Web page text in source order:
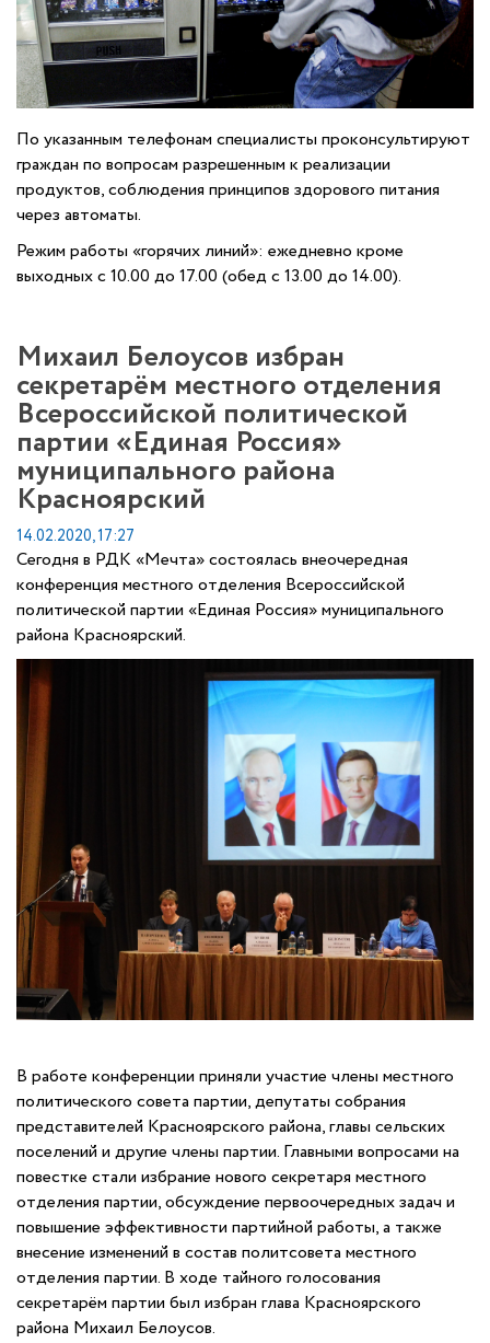
По указанным телефонам специалисты проконсультируют
граждан по вопросам разрешенным к реализации
продуктов, соблюдения принципов здорового питания
через автоматы.
Режим работы «горячих линий»: ежедневно кроме
выходных с 10.00 до 17.00 (обед с 13.00 до 14.00).
Михаил Белоусов избран
секретарём местного отделения
Всероссийской политической
партии «Единая Россия»
муниципального района
Красноярский
14.02.2020, 17:27
Сегодня в РДК «Мечта» состоялась внеочередная
конференция местного отделения Всероссийской
политической партии «Единая Россия» муниципального
района Красноярский.
В работе конференции приняли участие члены местного
политического совета партии, депутаты собрания
представителей Красноярского района, главы сельских
поселений и другие члены партии. Главными вопросами на
повестке стали избрание нового секретаря местного
отделения партии, обсуждение первоочередных задач и
повышение эффективности партийной работы, а также
внесение изменений в состав политсовета местного
отделения партии. В ходе тайного голосования
секретарём партии был избран глава Красноярского
района Михаил Белоусов.